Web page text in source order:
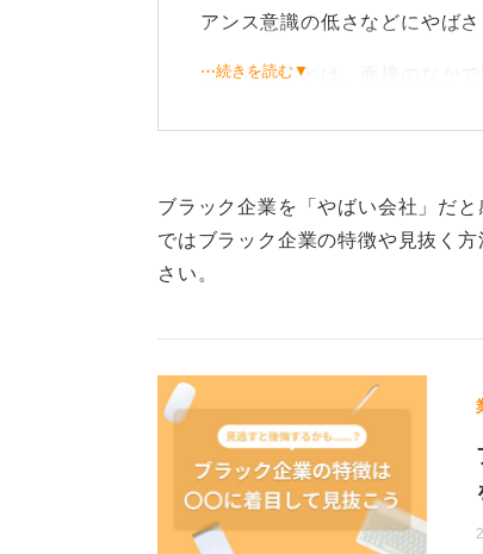
アンス意識の低さなどにやば
これらのことは、面接のなか
セクハラ、パワハラにあたる
わかりやすい判断基準です。
しかし、そうした面接官1人の
いうところもあれば、逆もあ
また、会社にもいろいろな人
100％イコールではない、と
解です。企業の考え方も、そ
良企業にも常に何かしらの問
⋯続きを読む▼
ブラック企業を「やばい会社」だ
ではブラック企業の特徴や見抜く
さい。